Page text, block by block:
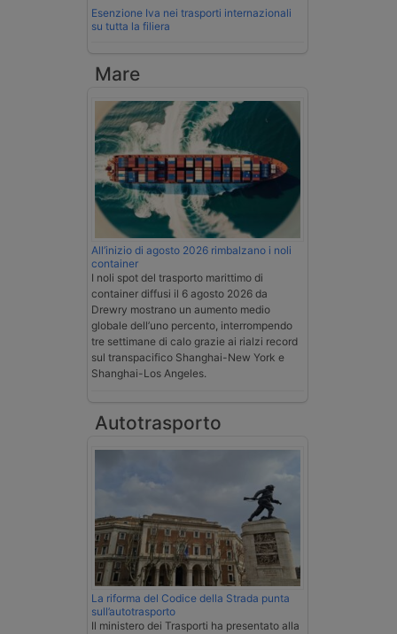
Esenzione Iva nei trasporti internazionali
su tutta la filiera
Mare
All’inizio di agosto 2026 rimbalzano i noli
container
I noli spot del trasporto marittimo di
container diffusi il 6 agosto 2026 da
Drewry mostrano un aumento medio
globale dell’uno percento, interrompendo
tre settimane di calo grazie ai rialzi record
sul transpacifico Shanghai-New York e
Shanghai-Los Angeles.
Autotrasporto
La riforma del Codice della Strada punta
sull’autotrasporto
Il ministero dei Trasporti ha presentato alla